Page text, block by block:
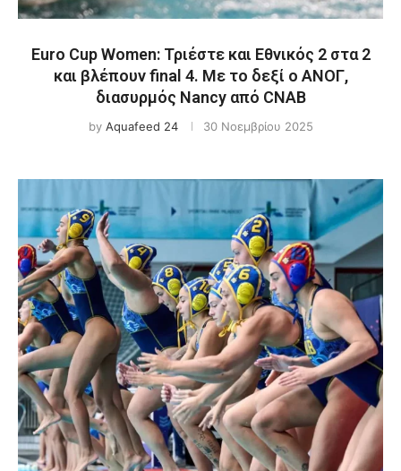
Euro Cup Women: Τριέστε και Εθνικός 2 στα 2
και βλέπουν final 4. Mε το δεξί ο ΑΝΟΓ,
διασυρμός Nancy από CNAB
by Aquafeed 24 30 Νοεμβρίου 2025